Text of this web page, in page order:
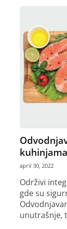
april 30, 2022
Održivi
gde su
unutrašnje,